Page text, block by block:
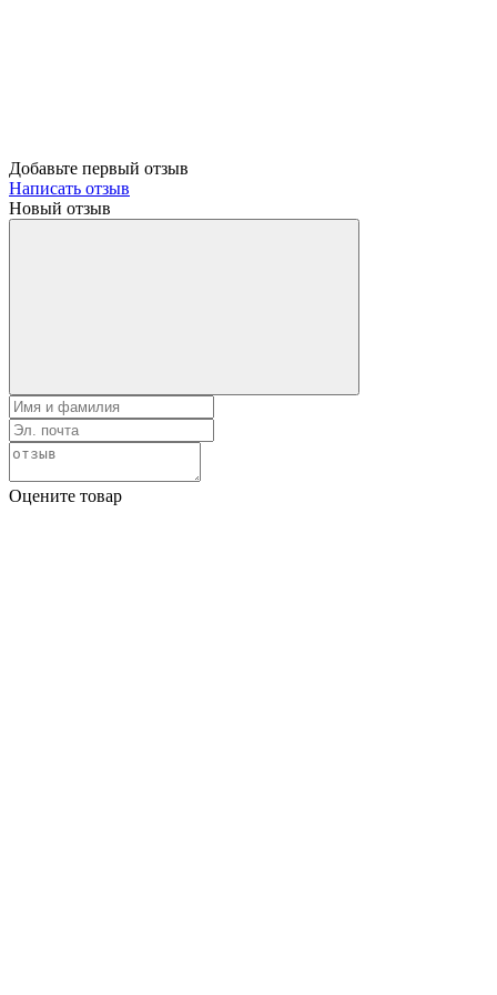
Добавьте первый отзыв
Написать отзыв
Новый отзыв
Оцените товар